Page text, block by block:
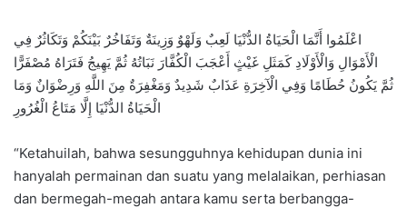
اعْلَمُوا أَنَّمَا الْحَيَاةُ الدُّنْيَا لَعِبٌ وَلَهْوٌ وَزِينَةٌ وَتَفَاخُرٌ بَيْنَكُمْ وَتَكَاثُرٌ فِي
الْأَمْوَالِ وَالْأَوْلَادِ كَمَثَلِ غَيْثٍ أَعْجَبَ الْكُفَّارَ نَبَاتُهُ ثُمَّ يَهِيجُ فَتَرَاهُ مُصْفَرًّا
ثُمَّ يَكُونُ حُطَامًا وَفِي الْآخِرَةِ عَذَابٌ شَدِيدٌ وَمَغْفِرَةٌ مِنَ اللَّهِ وَرِضْوَانٌ وَمَا
الْحَيَاةُ الدُّنْيَا إِلَّا مَتَاعُ الْغُرُورِ
“Ketahuilah, bahwa sesungguhnya kehidupan dunia ini
hanyalah permainan dan suatu yang melalaikan, perhiasan
dan bermegah-megah antara kamu serta berbangga-